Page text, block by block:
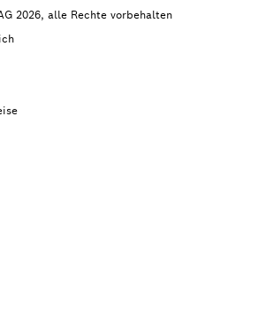
2026, alle Rechte vorbehalten